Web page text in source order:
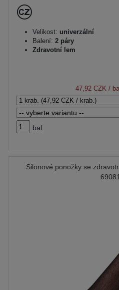
Velikost: univerzální
Balení: 2 páry
Zdravotní lem
47,92 CZK /
bal.
Silonové ponožky se